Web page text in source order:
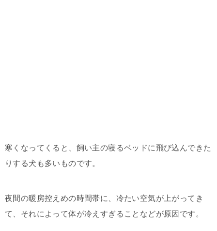
寒くなってくると、飼い主の寝るベッドに飛び込んできた
りする犬も多いものです。
夜間の暖房控えめの時間帯に、冷たい空気が上がってき
て、それによって体が冷えすぎることなどが原因です。